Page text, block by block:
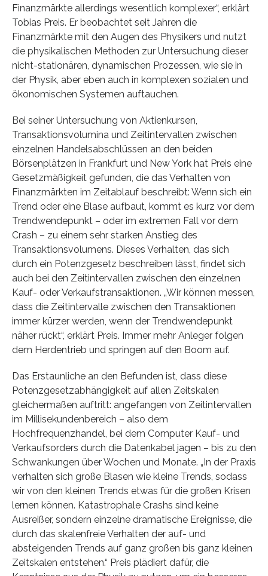
Finanzmärkte allerdings wesentlich komplexer“, erklärt
Tobias Preis. Er beobachtet seit Jahren die
Finanzmärkte mit den Augen des Physikers und nutzt
die physikalischen Methoden zur Untersuchung dieser
nicht-stationären, dynamischen Prozessen, wie sie in
der Physik, aber eben auch in komplexen sozialen und
ökonomischen Systemen auftauchen.
Bei seiner Untersuchung von Aktienkursen,
Transaktionsvolumina und Zeitintervallen zwischen
einzelnen Handelsabschlüssen an den beiden
Börsenplätzen in Frankfurt und New York hat Preis eine
Gesetzmäßigkeit gefunden, die das Verhalten von
Finanzmärkten im Zeitablauf beschreibt: Wenn sich ein
Trend oder eine Blase aufbaut, kommt es kurz vor dem
Trendwendepunkt – oder im extremen Fall vor dem
Crash – zu einem sehr starken Anstieg des
Transaktionsvolumens. Dieses Verhalten, das sich
durch ein Potenzgesetz beschreiben lässt, findet sich
auch bei den Zeitintervallen zwischen den einzelnen
Kauf- oder Verkaufstransaktionen. „Wir können messen,
dass die Zeitintervalle zwischen den Transaktionen
immer kürzer werden, wenn der Trendwendepunkt
näher rückt“, erklärt Preis. Immer mehr Anleger folgen
dem Herdentrieb und springen auf den Boom auf.
Das Erstaunliche an den Befunden ist, dass diese
Potenzgesetzabhängigkeit auf allen Zeitskalen
gleichermaßen auftritt: angefangen von Zeitintervallen
im Millisekundenbereich – also dem
Hochfrequenzhandel, bei dem Computer Kauf- und
Verkaufsorders durch die Datenkabel jagen – bis zu den
Schwankungen über Wochen und Monate. „In der Praxis
verhalten sich große Blasen wie kleine Trends, sodass
wir von den kleinen Trends etwas für die großen Krisen
lernen können. Katastrophale Crashs sind keine
Ausreißer, sondern einzelne dramatische Ereignisse, die
durch das skalenfreie Verhalten der auf- und
absteigenden Trends auf ganz großen bis ganz kleinen
Zeitskalen entstehen.“ Preis plädiert dafür, die